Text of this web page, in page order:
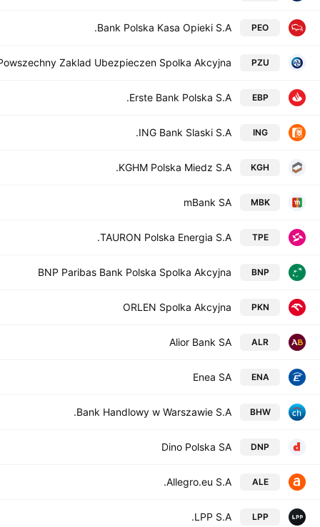
PEO
Bank Polska Kasa Opieki S.A.
PZU
Zaklad Ubezpieczen Spolka Akcyjna
EBP
Erste Bank Polska S.A.
ING
ING Bank Slaski S.A.
KGH
KGHM Polska Miedz S.A.
MBK
mBank SA
TPE
TAURON Polska Energia S.A.
BNP
BNP Paribas Bank Polska Spolka Akcyjna
PKN
ORLEN Spolka Akcyjna
ALR
Alior Bank SA
ENA
Enea SA
BHW
Bank Handlowy w Warszawie S.A.
DNP
Dino Polska SA
ALE
Allegro.eu S.A.
LPP
LPP S.A.